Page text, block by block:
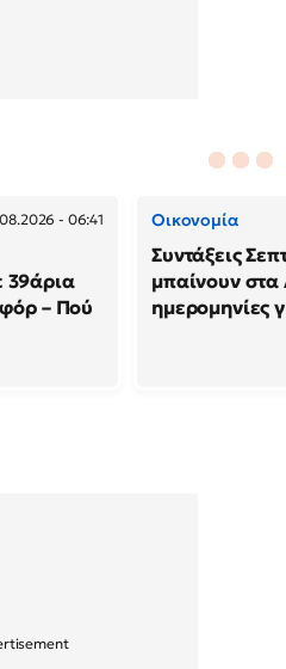
- 06:41
39άρια
– Πού
Οικονομία
Συντάξεις
μπαίνουν
ημερομηνίες